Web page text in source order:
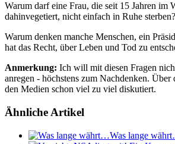
Warum darf eine Frau, die seit 15 Jahren im
dahinvegetiert, nicht einfach in Ruhe sterben?
Warum denken manche Menschen, ein
hat das Recht, über Leben und Tod zu
Anmerkung: Ich will mit diesen Fragen
anregen - höchstens zum Nachdenken. Über
den Medien schon viel zu viel diskutiert.
Ähnliche Artikel
Was lange